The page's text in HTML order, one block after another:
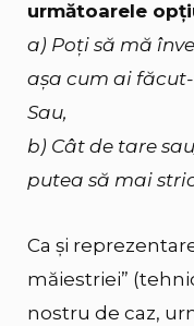
următoarele
a) Poți să mă
așa cum ai
Sau,
b) Cât de tare
putea să mai
Ca și
măiestriei”
nostru de caz,